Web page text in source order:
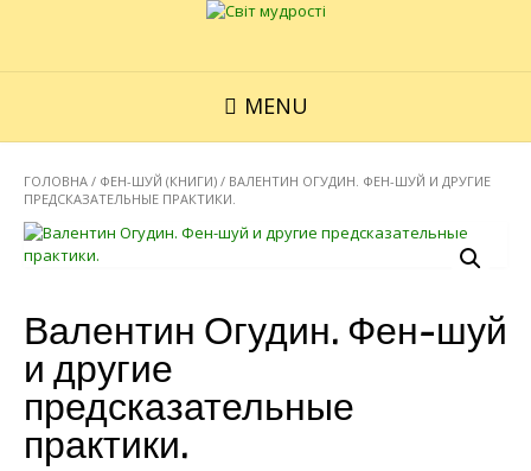
MENU
ГОЛОВНА / ФЕН-ШУЙ (КНИГИ) / ВАЛЕНТИН ОГУДИН. ФЕН-ШУЙ И ДРУГИЕ
ПРЕДСКАЗАТЕЛЬНЫЕ ПРАКТИКИ.
Валентин Огудин. Фен-шуй
и другие
предсказательные
практики.